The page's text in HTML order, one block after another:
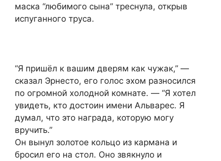
маска “любимого сына” треснула, открыв
испуганного труса.
“Я пришёл к вашим дверям как чужак,” —
сказал Эрнесто, его голос эхом разносился
по огромной холодной комнате. — “Я хотел
увидеть, кто достоин имени Альварес. Я
думал, что это награда, которую могу
вручить.”
Он вынул золотое кольцо из кармана и
бросил его на стол. Оно звякнуло и